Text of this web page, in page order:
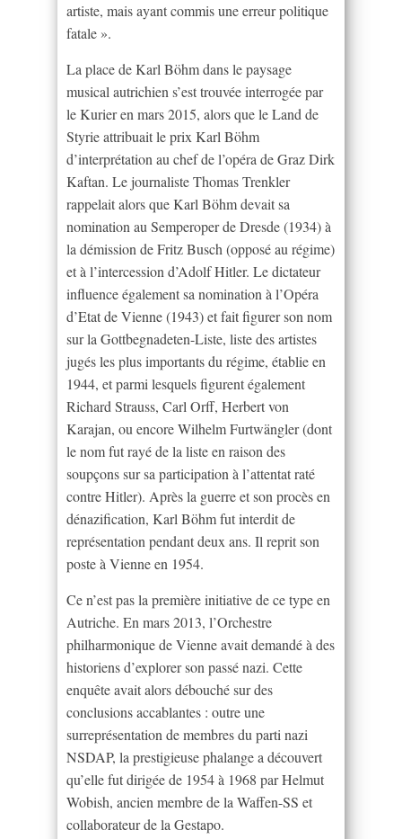
artiste, mais ayant commis une erreur politique
fatale ».
La place de Karl Böhm dans le paysage
musical autrichien s’est trouvée interrogée par
le Kurier en mars 2015, alors que le Land de
Styrie attribuait le prix Karl Böhm
d’interprétation au chef de l’opéra de Graz Dirk
Kaftan. Le journaliste Thomas Trenkler
rappelait alors que Karl Böhm devait sa
nomination au Semperoper de Dresde (1934) à
la démission de Fritz Busch (opposé au régime)
et à l’intercession d’Adolf Hitler. Le dictateur
influence également sa nomination à l’Opéra
d’Etat de Vienne (1943) et fait figurer son nom
sur la Gottbegnadeten-Liste, liste des artistes
jugés les plus importants du régime, établie en
1944, et parmi lesquels figurent également
Richard Strauss, Carl Orff, Herbert von
Karajan, ou encore Wilhelm Furtwängler (dont
le nom fut rayé de la liste en raison des
soupçons sur sa participation à l’attentat raté
contre Hitler). Après la guerre et son procès en
dénazification, Karl Böhm fut interdit de
représentation pendant deux ans. Il reprit son
poste à Vienne en 1954.
Ce n’est pas la première initiative de ce type en
Autriche. En mars 2013, l’Orchestre
philharmonique de Vienne avait demandé à des
historiens d’explorer son passé nazi. Cette
enquête avait alors débouché sur des
conclusions accablantes : outre une
surreprésentation de membres du parti nazi
NSDAP, la prestigieuse phalange a découvert
qu’elle fut dirigée de 1954 à 1968 par Helmut
Wobish, ancien membre de la Waffen-SS et
collaborateur de la Gestapo.